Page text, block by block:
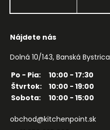
Nájdete nás
Dolná 10/143, Banská Bystrica
Po - Pia:
10:00 - 17:30
Štvrtok:
10:00 - 19:00
Sobota:
10:00 - 15:00
obchod@kitchenpoint.sk